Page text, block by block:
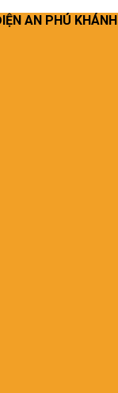
AN PHÚ KHÁNH